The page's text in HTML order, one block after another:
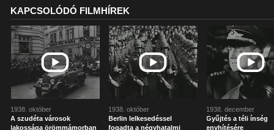
KAPCSOLÓDÓ FILMHÍREK
1938. október
A szudéta városok
lakossága örömmámorban
1938. október
Berlin lelkesedéssel
fogadta a négyhatalmi
1938. december
Gyűjtés a téli ínség
enyhítésére